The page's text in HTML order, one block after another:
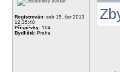
Registrován: sob 15. čer 2013
12:35:40
Příspěvky: 104
Bydliště: Praha